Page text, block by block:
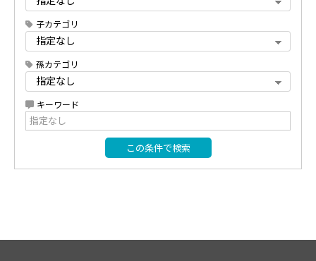
子カテゴリ
孫カテゴリ
キーワード
この条件で検索